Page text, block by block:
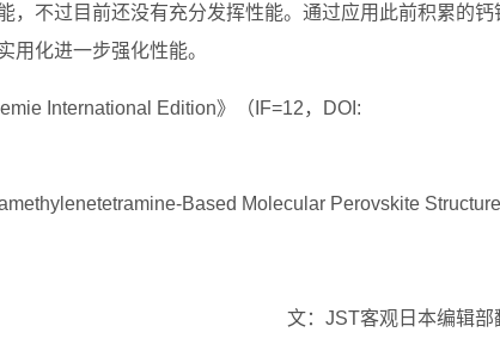
，不过目前还没有充分发挥性能。通过应用此前积累的钙
用化进一步强化性能。
International Edition》（IF=12，DOI:
Molecular Perovskite
文：JST客观日本编辑部